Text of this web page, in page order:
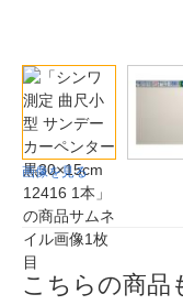
画像を見る
こちらの商品